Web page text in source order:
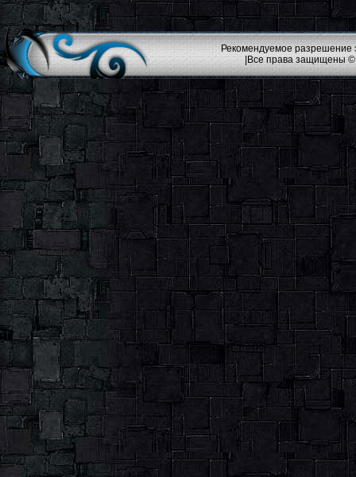
Рекомендуемое разрешение
|Все права защищены